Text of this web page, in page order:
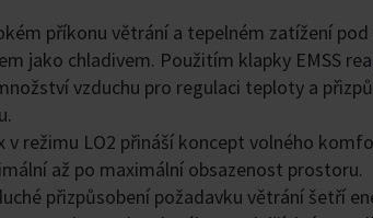
příkonu větrání a tepelném zatížení
jako chladivem. Použitím klapky EMSS
vzduchu pro regulaci teploty a
v režimu LO2 přináší koncept volného
až po maximální obsazenost prostoru.
přizpůsobení požadavku větrání šetří